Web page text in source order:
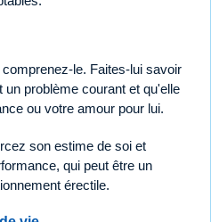
le. Faites-lui savoir
problème courant et qu'elle
ou votre amour pour lui.
son estime de soi et
qui peut être un
érectile.